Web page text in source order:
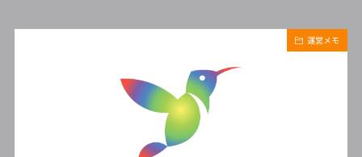
運営メモ